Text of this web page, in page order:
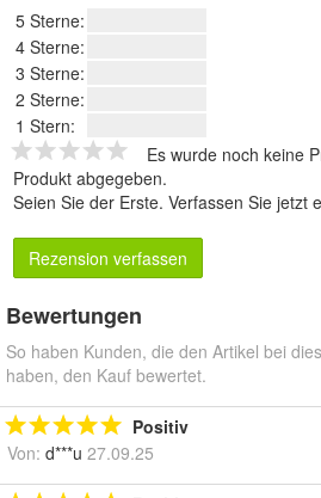
5 Sterne:
4 Sterne:
3 Sterne:
2 Sterne:
1 Stern:
Es wurde noch keine
Produkt abgegeben.
Seien Sie der Erste. Verfassen Sie jetzt
Rezension verfassen
Bewertungen
So haben Kunden, die den Artikel bei
haben, den Kauf bewertet.
Positiv
Von: d***u 27.09.25